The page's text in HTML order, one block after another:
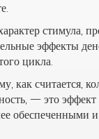
стимула,
эффекты
цикла.
как считается,
— это эффект
обеспеченными